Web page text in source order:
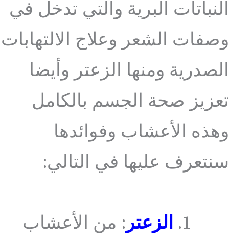
النباتات البرية والتي تدخل في
وصفات الشعر وعلاج الالتهابات
الصدرية ومنها الزعتر وأيضا
تعزيز صحة الجسم بالكامل
وهذه الأعشاب وفوائدها
سنتعرف عليها في التالي:
الزعتر : من الأعشاب